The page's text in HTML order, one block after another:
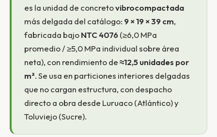
es la unidad de concretovibrocompactada
más delgada del catálogo: 9 × 19 × 39 cm,
fabricada bajoNTC 4076(≥6,0 MPa
promedio / ≥5,0 MPa individual sobre área
neta), con rendimiento de≈12,5 unidades por
m². Se usa en particiones interiores delgadas
que no cargan estructura, con despacho
directo a obra desde Luruaco (Atlántico) y
Toluviejo (Sucre).